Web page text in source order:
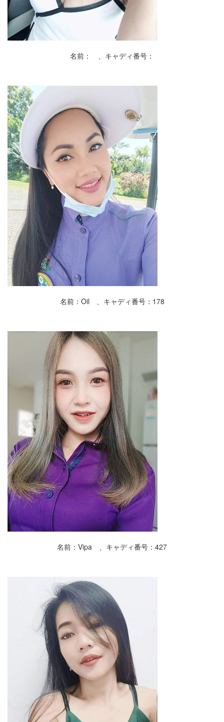
名前： 、キャディ番号：
名前：Oil 、キャディ番号：178
名前：Vipa 、キャディ番号：427